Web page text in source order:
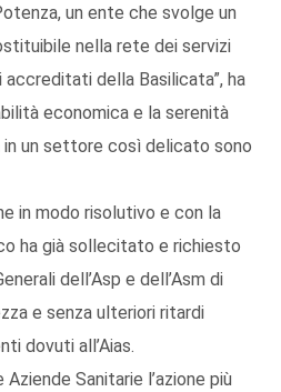
un ente che svolge un
nella rete dei servizi
della Basilicata”, ha
economica e la serenità
un settore così delicato sono
in modo risolutivo e con la
ha già sollecitato e richiesto
dell’Asp e dell’Asm di
e senza ulteriori ritardi
dovuti all’Aias.
Sanitarie l’azione più